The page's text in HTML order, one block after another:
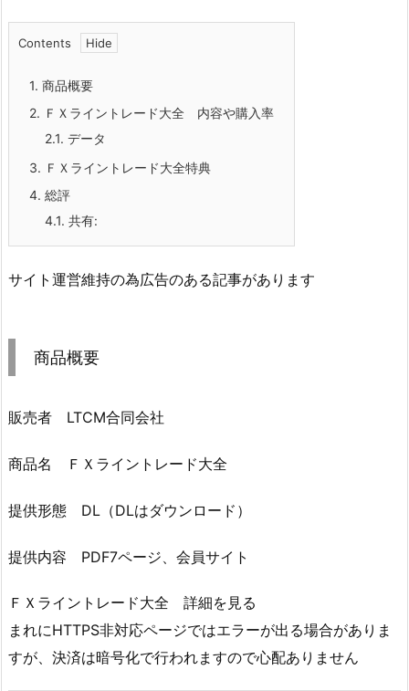
Contents
1. 商品概要
2. ＦＸライントレード大全 内容や購入率
2.1. データ
3. ＦＸライントレード大全特典
4. 総評
4.1. 共有:
サイト運営維持の為広告のある記事があります
商品概要
販売者 LTCM合同会社
商品名 ＦＸライントレード大全
提供形態 DL（DLはダウンロード）
提供内容 PDF7ページ、会員サイト
ＦＸライントレード大全 詳細を見る
まれにHTTPS非対応ページではエラーが出る場合がありま
すが、決済は暗号化で行われますので心配ありません